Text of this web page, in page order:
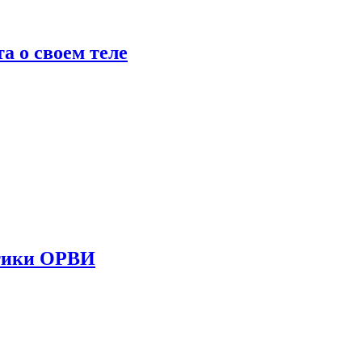
о своем теле
ОРВИ